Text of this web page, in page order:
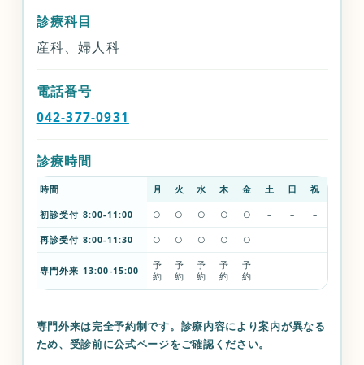
診療科目
産科、婦人科
電話番号
042-377-0931
診療時間
時間 月 火 水 木 金 土 日 祝
初診受付 8:00-11:00 ○ ○ ○ ○ ○ – – –
再診受付 8:00-11:30 ○ ○ ○ ○ ○ – – –
専門外来 13:00-15:00
予
約
予
約
予
約
予
約
予
約
– – –
専門外来は完全予約制です。診療内容により案内が異なる
ため、受診前に公式ページをご確認ください。